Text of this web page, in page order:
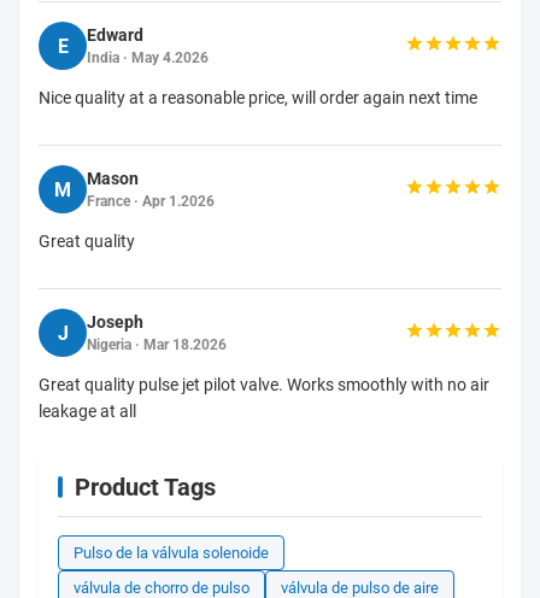
E Edward
India · May 4.2026
Nice quality at a reasonable price, will order again next time
M Mason
France · Apr 1.2026
Great quality
J Joseph
Nigeria · Mar 18.2026
Great quality pulse jet pilot valve. Works smoothly with no air
leakage at all
Product Tags
Pulso de la válvula solenoide
válvula de chorro de pulso
válvula de pulso de aire